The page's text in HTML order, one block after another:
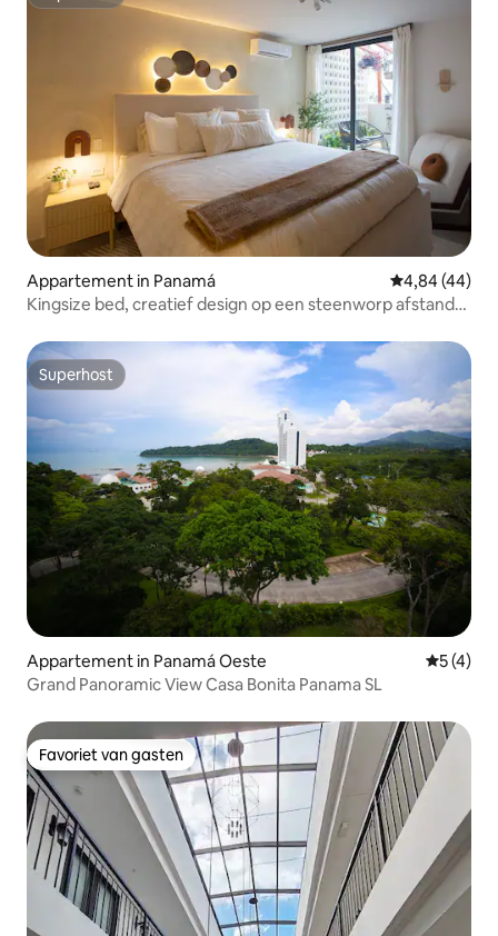
Appartement in Panamá Gemiddelde
4,84 (44)
Kingsize bed, creatief design op een steenworp afstand
Superhost
Superhost
Appartement in Panamá Oeste
5 (4)
Grand Panoramic View Casa Bonita Panama SL
Favoriet van gasten
Favoriet van gasten